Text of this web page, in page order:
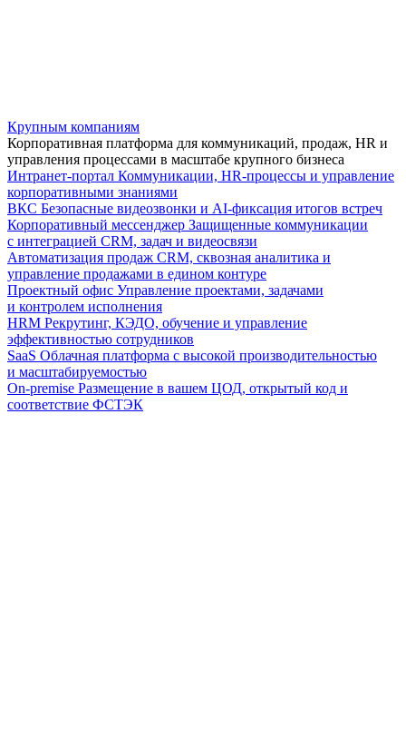
Крупным компаниям
Корпоративная платформа для коммуникаций, продаж, HR и
управления процессами в масштабе крупного бизнеса
Интранет-портал Коммуникации, HR-процессы и управление
корпоративными знаниями
ВКС Безопасные видеозвонки и AI-фиксация итогов встреч
Корпоративный мессенджер Защищенные коммуникации
с интеграцией CRM, задач и видеосвязи
Автоматизация продаж CRM, сквозная аналитика и
управление продажами в едином контуре
Проектный офис Управление проектами, задачами
и контролем исполнения
HRM Рекрутинг, КЭДО, обучение и управление
эффективностью сотрудников
SaaS Облачная платформа с высокой производительностью
и масштабируемостью
On-premise Размещение в вашем ЦОД, открытый код и
соответствие ФСТЭК